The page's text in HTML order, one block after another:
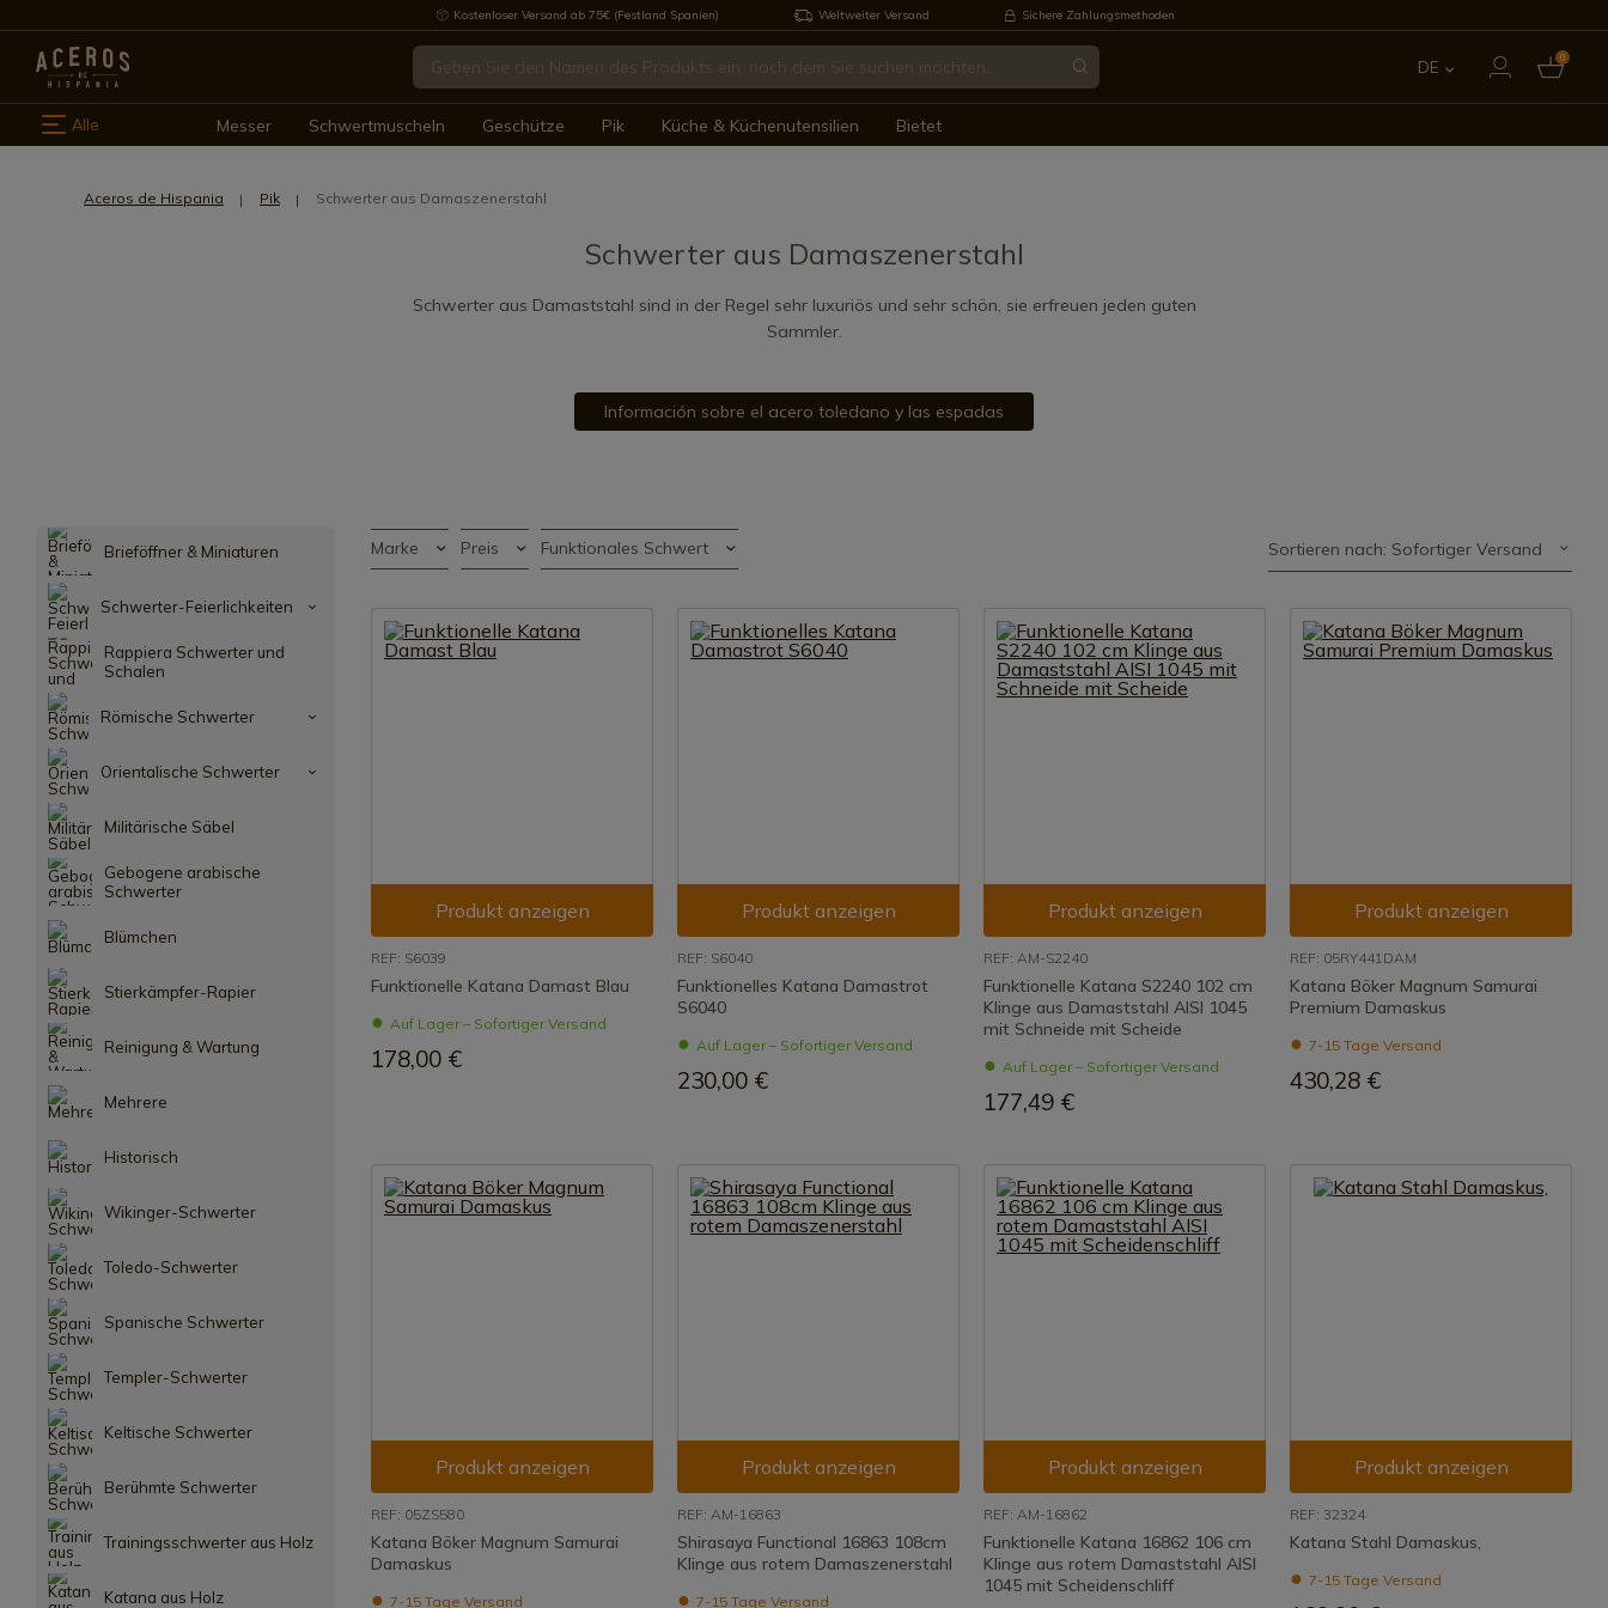
Kostenloser Versand ab 75€ (Festland Spanien) Weltweiter Versand Sichere Zahlungsmethoden
DE 0
Alle Messer Schwertmuscheln Geschütze Pik Küche & Küchenutensilien Bietet
Aceros de Hispania Pik Schwerter aus Damaszenerstahl
Schwerter aus Damaszenerstahl
Schwerter aus Damaststahl sind in der Regel sehr luxuriös und sehr schön, sie erfreuen jeden guten
Sammler.
Información sobre el acero toledano y las espadas
Brieföffner & Miniaturen
Schwerter-Feierlichkeiten
Rappiera Schwerter und
Schalen
Römische Schwerter
Orientalische Schwerter
Militärische Säbel
Gebogene arabische
Schwerter
Blümchen
Stierkämpfer-Rapier
Reinigung & Wartung
Mehrere
Historisch
Wikinger-Schwerter
Toledo-Schwerter
Spanische Schwerter
Templer-Schwerter
Keltische Schwerter
Berühmte Schwerter
Trainingsschwerter aus Holz
Katana aus Holz
Marke Preis Funktionales Schwert Sortieren nach: Sofortiger Versand
Produkt anzeigen
REF: S6039
Funktionelle Katana Damast Blau
Auf Lager – Sofortiger Versand
178,00 €
Produkt anzeigen
REF: S6040
Funktionelles Katana Damastrot
S6040
Auf Lager – Sofortiger Versand
230,00 €
Produkt anzeigen
REF: AM-S2240
Funktionelle Katana S2240 102 cm
Klinge aus Damaststahl AISI 1045
mit Schneide mit Scheide
Auf Lager – Sofortiger Versand
177,49 €
Produkt anzeigen
REF: 05RY441DAM
Katana Böker Magnum Samurai
Premium Damaskus
7-15 Tage Versand
430,28 €
Produkt anzeigen
REF: 05ZS580
Katana Böker Magnum Samurai
Damaskus
7-15 Tage Versand
Produkt anzeigen
REF: AM-16863
Shirasaya Functional 16863 108cm
Klinge aus rotem Damaszenerstahl
7-15 Tage Versand
Produkt anzeigen
REF: AM-16862
Funktionelle Katana 16862 106 cm
Klinge aus rotem Damaststahl AISI
1045 mit Scheidenschliff
Produkt anzeigen
REF: 32324
Katana Stahl Damaskus,
7-15 Tage Versand